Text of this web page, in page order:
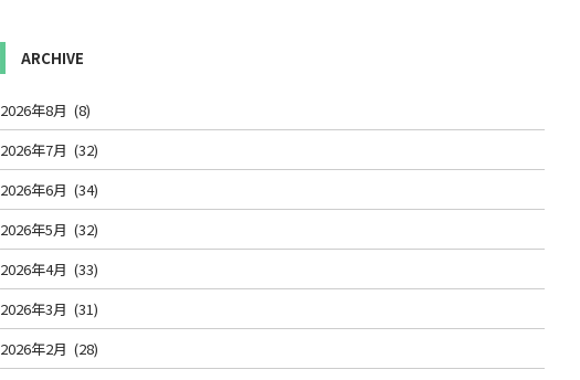
ARCHIVE
2026年8月 (8)
2026年7月 (32)
2026年6月 (34)
2026年5月 (32)
2026年4月 (33)
2026年3月 (31)
2026年2月 (28)